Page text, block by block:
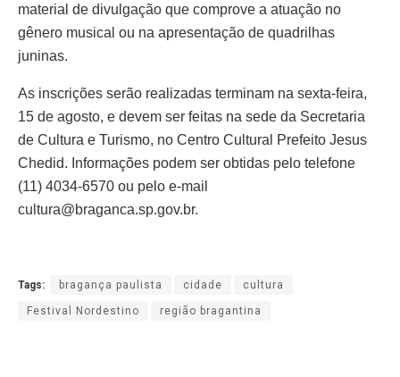
material de divulgação que comprove a atuação no
gênero musical ou na apresentação de quadrilhas
juninas.
As inscrições serão realizadas terminam na sexta-feira,
15 de agosto, e devem ser feitas na sede da Secretaria
de Cultura e Turismo, no Centro Cultural Prefeito Jesus
Chedid. Informações podem ser obtidas pelo telefone
(11) 4034-6570 ou pelo e-mail
cultura@braganca.sp.gov.br.
Tags: bragança paulista cidade cultura
Festival Nordestino região bragantina